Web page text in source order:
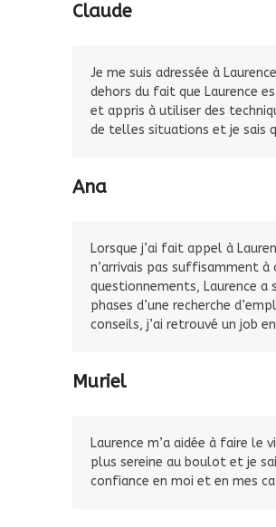
Claude
Je me suis adressée à
dehors du fait que Laurence
et appris à utiliser des
de telles situations et je sais
Ana
Lorsque j’ai fait appel à
n’arrivais pas suffisamment
questionnements, Laurence
phases d’une recherche
conseils, j’ai retrouvé un job
Muriel
Laurence m’a aidée à faire
plus sereine au boulot et je
confiance en moi et en mes